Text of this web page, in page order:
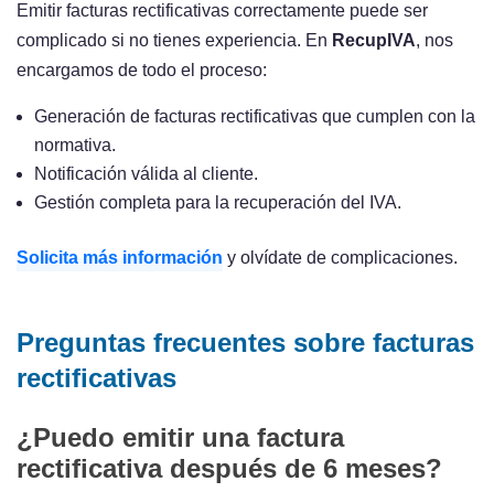
Emitir facturas rectificativas correctamente puede ser
complicado si no tienes experiencia. En RecupIVA, nos
encargamos de todo el proceso:
Generación de facturas rectificativas que cumplen con la
normativa.
Notificación válida al cliente.
Gestión completa para la recuperación del IVA.
Solicita más información y olvídate de complicaciones.
Preguntas frecuentes sobre facturas
rectificativas
¿Puedo emitir una factura
rectificativa después de 6 meses?